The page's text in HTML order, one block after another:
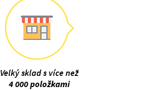
Velký sklad s více než
4 000 položkami